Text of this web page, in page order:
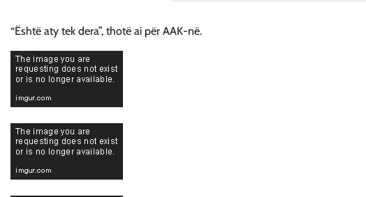
“Është aty tek dera”, thotë ai për AAK-në.